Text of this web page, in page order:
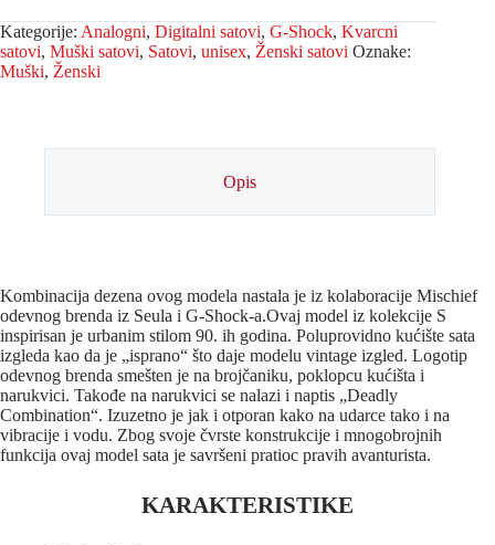
Kategorije: Analogni, Digitalni satovi, G-Shock, Kvarcni
satovi, Muški satovi, Satovi, unisex, Ženski satovi Oznake:
Muški, Ženski
Opis
Kombinacija dezena ovog modela nastala je iz kolaboracije Mischief
odevnog brenda iz Seula i G-Shock-a.Ovaj model iz kolekcije S
inspirisan je urbanim stilom 90. ih godina. Poluprovidno kućište sata
izgleda kao da je „isprano“ što daje modelu vintage izgled. Logotip
odevnog brenda smešten je na brojčaniku, poklopcu kućišta i
narukvici. Takođe na narukvici se nalazi i naptis „Deadly
Combination“. Izuzetno je jak i otporan kako na udarce tako i na
vibracije i vodu. Zbog svoje čvrste konstrukcije i mnogobrojnih
funkcija ovaj model sata je savršeni pratioc pravih avanturista.
KARAKTERISTIKE